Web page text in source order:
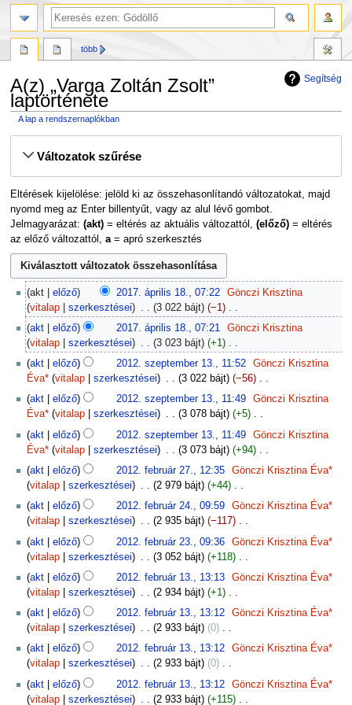
Segítség
A(z) „Varga Zoltán Zsolt”
laptörténete
A lap a rendszernaplókban
Változatok szűrése
Eltérések kijelölése: jelöld ki az összehasonlítandó változatokat, majd
nyomd meg az Enter billentyűt, vagy az alul lévő gombot.
Jelmagyarázat: (akt)= eltérés az aktuális változattól, (előző)= eltérés
az előző változattól, a= apró szerkesztés
2017.
április
akt előző 2017. április 18., 07:22
Gönczi Krisztina
vitalap
szerkesztései 3 022 bájt −1 ‎
N
n
c
s
s
z
r
k
e
s
z
t
s
i
ö
s
z
e
f
o
g
l
akt előző 2017. április 18., 07:21
Gönczi Krisztina
vitalap
szerkesztései 3 023 bájt +1 ‎
N
i
c
s
s
z
r
k
e
s
z
t
s
i
ö
s
s
z
e
f
o
2012.
szeptember
akt előző 2012. szeptember 13., 11:52
Gönczi Krisztina
Éva* vitalap szerkesztései 3 022 bájt −56 ‎
N
i
c
s
s
z
r
k
e
s
z
t
s
i
ö
s
z
akt előző 2012. szeptember 13., 11:49
Gönczi Krisztina
Éva* vitalap szerkesztései 3 078 bájt +5 ‎
N
i
c
s
s
z
r
k
e
s
z
t
s
i
ö
s
akt előző 2012. szeptember 13., 11:49
Gönczi Krisztina
Éva* vitalap szerkesztései 3 073 bájt +94 ‎
N
n
c
s
s
z
r
k
e
s
z
t
s
2012.
február
akt előző 2012. február 27., 12:35
Gönczi Krisztina Éva*
vitalap
szerkesztései 2 979 bájt +44 ‎
N
n
c
s
s
z
r
k
e
s
z
t
2012.
február
akt előző 2012. február 24., 09:59
Gönczi Krisztina Éva*
vitalap
szerkesztései 2 935 bájt −117 ‎
N
n
c
s
s
z
r
k
e
s
2012.
február
akt előző 2012. február 23., 09:36
Gönczi Krisztina Éva*
vitalap
szerkesztései 3 052 bájt +118 ‎
N
n
c
s
s
z
r
2012.
február
akt előző 2012. február 13., 13:13
Gönczi Krisztina Éva*
vitalap
szerkesztései 2 934 bájt +1 ‎
N
n
c
s
s
z
akt előző 2012. február 13., 13:12
Gönczi Krisztina Éva*
vitalap
szerkesztései 2 933 bájt 0 ‎
N
n
c
s
akt előző 2012. február 13., 13:12
Gönczi Krisztina Éva*
vitalap
szerkesztései 2 933 bájt 0 ‎
N
akt előző 2012. február 13., 13:12
Gönczi Krisztina Éva*
vitalap
szerkesztései 2 933 bájt +115 ‎
több